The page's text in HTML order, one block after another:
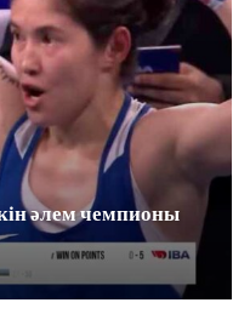
әлем чемпионы